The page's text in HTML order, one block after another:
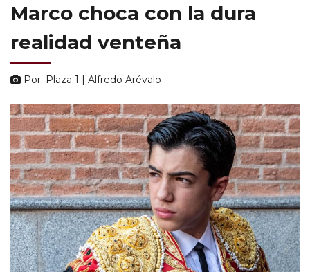
Marco choca con la dura
realidad venteña
Por: Plaza 1 | Alfredo Arévalo